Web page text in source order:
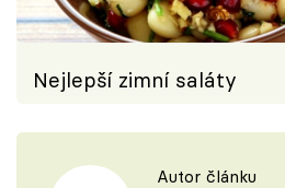
Nejlepší zimní saláty
Autor článku